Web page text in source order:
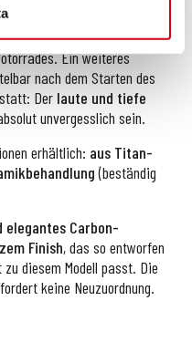
Kohlefaser-Endkappe sind
Ein weiteres
nach dem Starten des
statt: Der laute und tiefe
unvergesslich sein.
erhältlich: aus Titan-
(beständig
elegantes Carbon-
Finish, das so entworfen
diesem Modell passt. Die
keine Neuzuordnung.